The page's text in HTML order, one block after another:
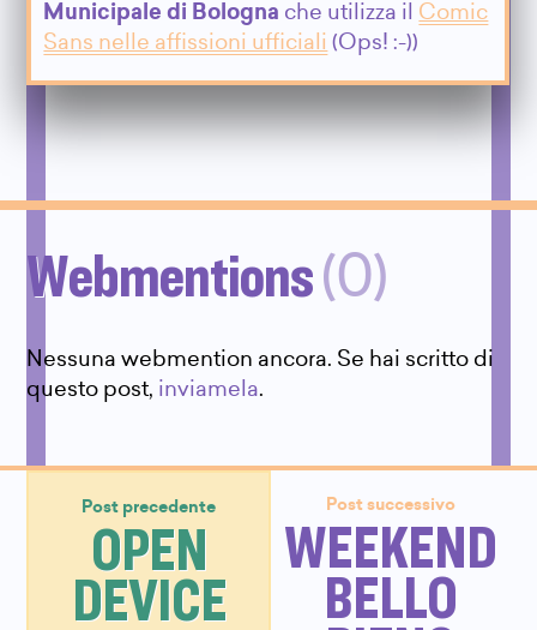
Municipale di Bologna che utilizza il Comic
Sans nelle affissioni ufficiali (Ops! :-))
Webmentions(0)
Nessuna webmention ancora. Se hai scritto di
questo post, inviamela.
Post precedente
OPEN
DEVICE
Post successivo
WEEKEND
BELLO